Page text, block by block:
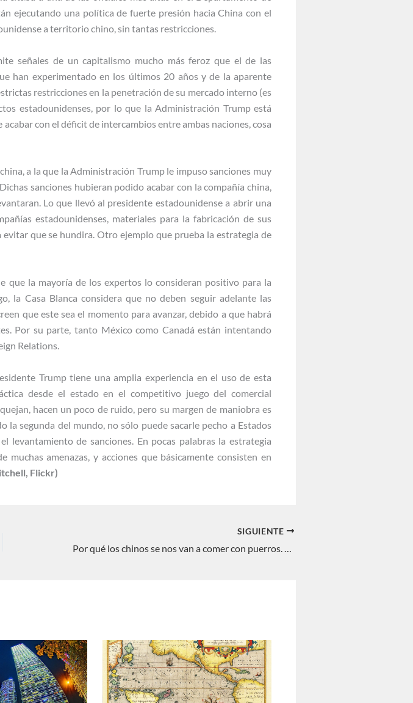
ejecutando una política de fuerte presión hacia China con el
a territorio chino, sin tantas restricciones.
señales de un capitalismo mucho más feroz que el de las
han experimentado en los últimos 20 años y de la aparente
restricciones en la penetración de su mercado interno (es
estadounidenses, por lo que la Administración Trump está
con el déficit de intercambios entre ambas naciones, cosa
a la que la Administración Trump le impuso sanciones muy
sanciones hubieran podido acabar con la compañía china,
Lo que llevó al presidente estadounidense a abrir una
estadounidenses, materiales para la fabricación de sus
que se hundira. Otro ejemplo que prueba la estrategia de
que la mayoría de los expertos lo consideran positivo para la
la Casa Blanca considera que no deben seguir adelante las
que este sea el momento para avanzar, debido a que habrá
Por su parte, tanto México como Canadá están intentando
Relations.
Trump tiene una amplia experiencia en el uso de esta
desde el estado en el competitivo juego del comercial
hacen un poco de ruido, pero su margen de maniobra es
segunda del mundo, no sólo puede sacarle pecho a Estados
levantamiento de sanciones. En pocas palabras la estrategia
amenazas, y acciones que básicamente consisten en
Flickr)
SIGUIENTE
Por qué los chinos se nos van a comer con puerros. Miguel Ors Villarejo